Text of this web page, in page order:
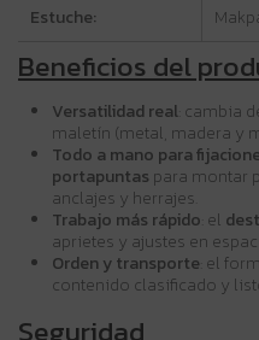
Estuche:
Beneficios del
Versatilidad real : cambia
maletín (metal, madera y
Todo a mano para
portapuntas para montar
anclajes y herrajes.
Trabajo más rápido : el
aprietes y ajustes en
Orden y transporte : el
contenido clasificado y
Seguridad